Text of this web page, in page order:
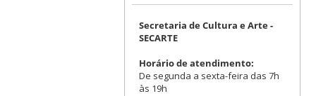
Secretaria de Cultura e Arte -
SECARTE
Horário de atendimento:
De segunda a sexta-feira das 7h
às 19h